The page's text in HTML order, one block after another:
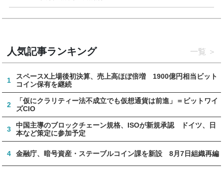
人気記事ランキング 一覧
1
スペースX上場後初決算、売上高ほぼ倍増 1900億円相当ビット
コイン保有を継続
2
「仮にクラリティー法不成立でも仮想通貨は前進」＝ビットワイ
ズCIO
3
中国主導のブロックチェーン規格、ISOが新規承認 ドイツ、日
本など策定に参加予定
4 金融庁、暗号資産・ステーブルコイン課を新設 8月7日組織再編